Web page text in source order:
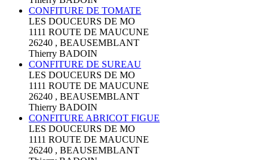
CONFITURE DE TOMATE
LES DOUCEURS DE MO
1111 ROUTE DE MAUCUNE
26240 , BEAUSEMBLANT
Thierry BADOIN
CONFITURE DE SUREAU
LES DOUCEURS DE MO
1111 ROUTE DE MAUCUNE
26240 , BEAUSEMBLANT
Thierry BADOIN
CONFITURE ABRICOT FIGUE
LES DOUCEURS DE MO
1111 ROUTE DE MAUCUNE
26240 , BEAUSEMBLANT